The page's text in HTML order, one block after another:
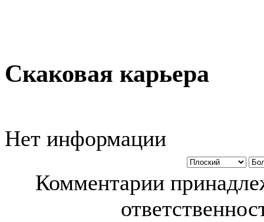
Скаковая карьера
Нет информации
Комментарии